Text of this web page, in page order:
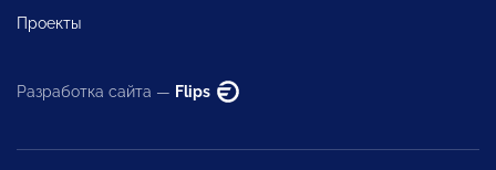
Проекты
Разработка сайта — Flips